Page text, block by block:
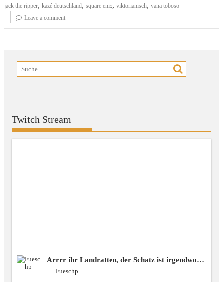
jack the ripper,kazé deutschland,square enix,viktorianisch,yana toboso
Leave a comment
Twitch Stream
Arrrr ihr Landratten, der Schatz ist irgendwo da draussen! ❗️spende❗️blubbercast❗️Discord ❗️BSG [+18 GER]
Fueschp